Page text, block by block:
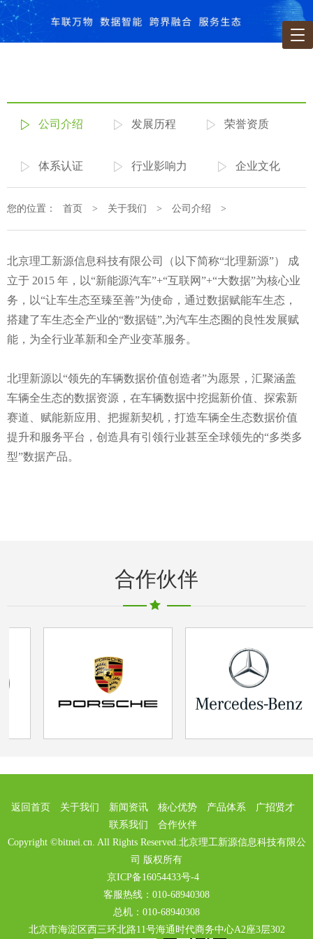
公司介绍 发展历程 荣誉资质
体系认证 行业影响力 企业文化
您的位置： 首页 > 关于我们 > 公司介绍 >
北京理工新源信息科技有限公司（以下简称“北理新源”） 成
立于 2015 年，以“新能源汽车”+“互联网”+“大数据”为核心业
务，以“让车生态至臻至善”为使命，通过数据赋能车生态，
搭建了车生态全产业的“数据链”,为汽车生态圈的良性发展赋
能，为全行业革新和全产业变革服务。
北理新源以“领先的车辆数据价值创造者”为愿景，汇聚涵盖
车辆全生态的数据资源，在车辆数据中挖掘新价值、探索新
赛道、赋能新应用、把握新契机，打造车辆全生态数据价值
提升和服务平台，创造具有引领行业甚至全球领先的“多类多
型”数据产品。
合作伙伴
返回首页 关于我们 新闻资讯 核心优势 产品体系
广招贤才
联系我们
合作伙伴
Copyright ©bitnei.cn. All Rights Reserved.北京理工新源信息科技有限公
司 版权所有
京ICP备16054433号-4
客服热线：010-68940308
总机：010-68940308
北京市海淀区西三环北路11号海通时代商务中心A2座3层302